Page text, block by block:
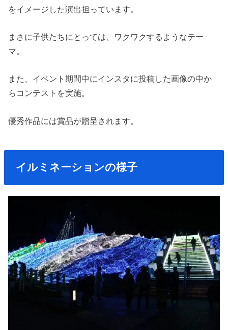
をイメージした演出担っています。
まさに子供たちにとっては、ワクワクするようなテー
マ。
また、イベント期間中にインスタに投稿した画像の中か
らコンテストを実施。
優秀作品には賞品が贈呈されます。
イルミネーションの様子